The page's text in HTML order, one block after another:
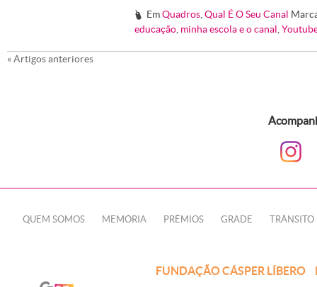
# EmQuadros,Qual É O Seu Canal
educação, minha escola e o canal,
«Artigos anteriores
QUEM SOMOS MEMÓRIA PRÊMIOS GRADE TRÂNSITO
FUNDAÇÃO CÁSPER LÍBERO